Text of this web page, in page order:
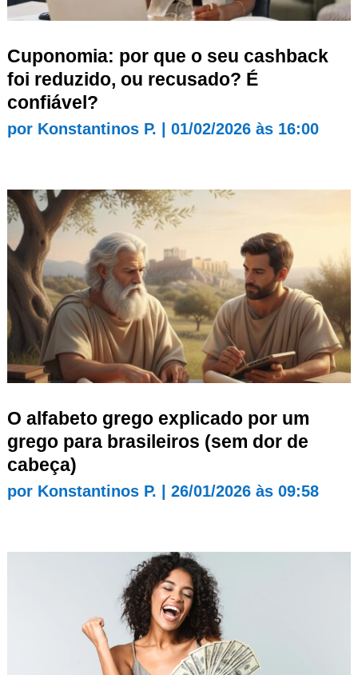
Cuponomia: por que o seu cashback
foi reduzido, ou recusado? É
confiável?
por Konstantinos P. 01/02/2026 às 16:00
O alfabeto grego explicado por um
grego para brasileiros (sem dor de
cabeça)
por Konstantinos P. 26/01/2026 às 09:58